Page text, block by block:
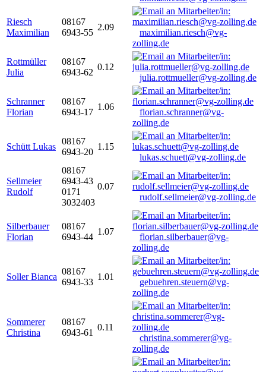
Riesch
Maximilian
08167
6943-55
2.09
maximilian.riesch@vg-
zolling.de
Rottmüller
Julia
08167
6943-62
0.12
julia.rottmueller@vg-zolling.de
Schranner
Florian
08167
6943-17
1.06
florian.schranner@vg-
zolling.de
Schütt Lukas
08167
6943-20
1.15
lukas.schuett@vg-zolling.de
Sellmeier
Rudolf
08167
6943-43
0171
3032403
0.07
rudolf.sellmeier@vg-zolling.de
Silberbauer
Florian
08167
6943-44
1.07
florian.silberbauer@vg-
zolling.de
Soller Bianca
08167
6943-33
1.01
gebuehren.steuern@vg-
zolling.de
Sommerer
Christina
08167
6943-61
0.11
christina.sommerer@vg-
zolling.de